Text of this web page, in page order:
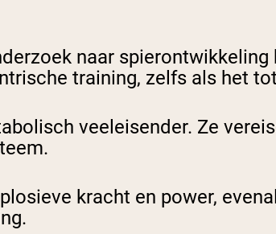
naar
training, zelfs als het
veeleisender. Ze
kracht en power,